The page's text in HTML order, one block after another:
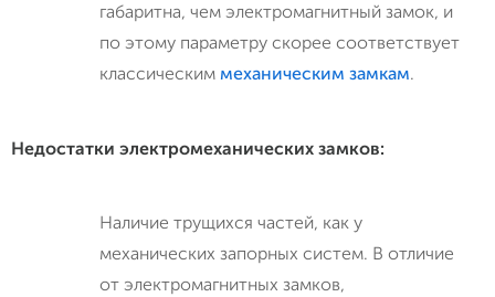
габаритна, чем электромагнитный замок, и
по этому параметру скорее соответствует
классическим механическим замкам.
Недостатки электромеханических замков:
Наличие трущихся частей, как у
механических запорных систем. В отличие
от электромагнитных замков,